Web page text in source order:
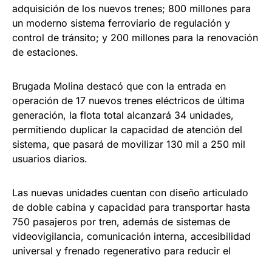
adquisición de los nuevos trenes; 800 millones para
un moderno sistema ferroviario de regulación y
control de tránsito; y 200 millones para la renovación
de estaciones.
Brugada Molina destacó que con la entrada en
operación de 17 nuevos trenes eléctricos de última
generación, la flota total alcanzará 34 unidades,
permitiendo duplicar la capacidad de atención del
sistema, que pasará de movilizar 130 mil a 250 mil
usuarios diarios.
Las nuevas unidades cuentan con diseño articulado
de doble cabina y capacidad para transportar hasta
750 pasajeros por tren, además de sistemas de
videovigilancia, comunicación interna, accesibilidad
universal y frenado regenerativo para reducir el